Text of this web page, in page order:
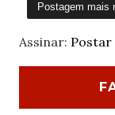
Postagem mais
Assinar: